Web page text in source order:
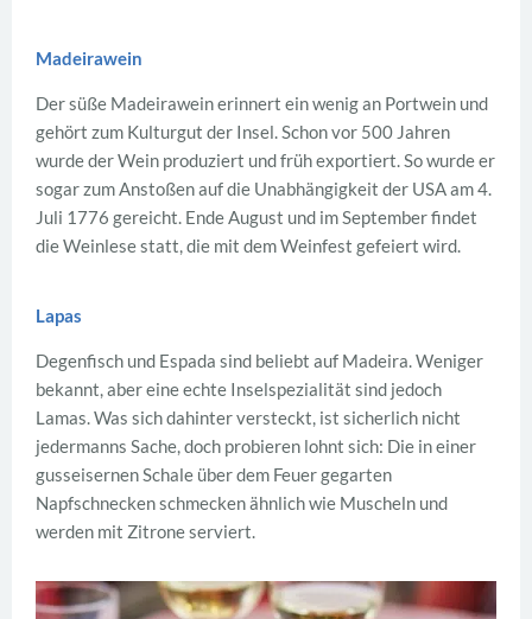
Madeirawein
Der süße Madeirawein erinnert ein wenig an Portwein und
gehört zum Kulturgut der Insel. Schon vor 500 Jahren
wurde der Wein produziert und früh exportiert. So wurde er
sogar zum Anstoßen auf die Unabhängigkeit der USA am 4.
Juli 1776 gereicht. Ende August und im September findet
die Weinlese statt, die mit dem Weinfest gefeiert wird.
Lapas
Degenfisch und Espada sind beliebt auf Madeira. Weniger
bekannt, aber eine echte Inselspezialität sind jedoch
Lamas. Was sich dahinter versteckt, ist sicherlich nicht
jedermanns Sache, doch probieren lohnt sich: Die in einer
gusseisernen Schale über dem Feuer gegarten
Napfschnecken schmecken ähnlich wie Muscheln und
werden mit Zitrone serviert.